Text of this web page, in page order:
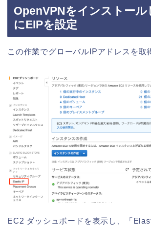
OpenVPNをインストール
にEIPを設定
この作業でグローバルIPアドレスを取
EC2 ダッシュボードを表示し、「